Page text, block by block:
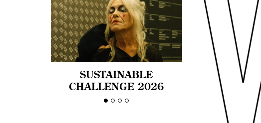
SUSTAINABLE
CHALLENGE 2026
CELEBRA LA